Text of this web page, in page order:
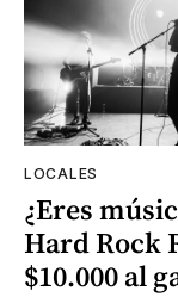
LOCALES
¿Eres
Hard Rock
$10.000 al